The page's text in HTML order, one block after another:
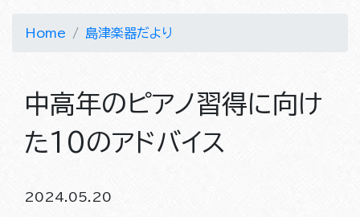
Home 島津楽器だより
中高年のピアノ習得に向け
た10のアドバイス
2024.05.20